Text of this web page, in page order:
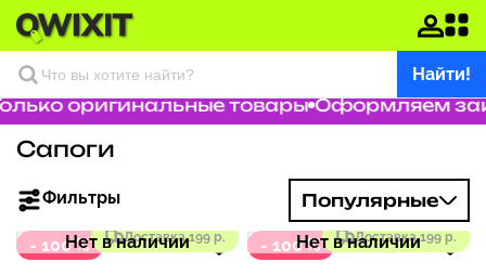
Найти!
оригинальные товары Оформляем
Сапоги
Фильтры Популярные
- 100 % Доставка 199 р.
Нет в наличии - 100 % Доставка 199 р.
Нет в наличии